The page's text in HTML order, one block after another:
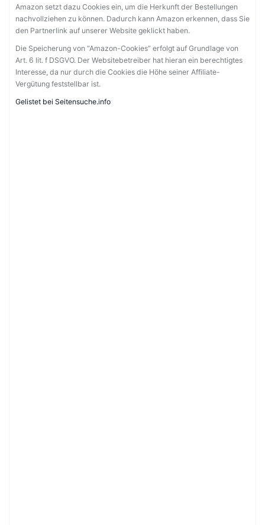
Amazon setzt dazu Cookies ein, um die Herkunft der Bestellungen
nachvollziehen zu können. Dadurch kann Amazon erkennen, dass Sie
den Partnerlink auf unserer Website geklickt haben.
Die Speicherung von “Amazon-Cookies” erfolgt auf Grundlage von
Art. 6 lit. f DSGVO. Der Websitebetreiber hat hieran ein berechtigtes
Interesse, da nur durch die Cookies die Höhe seiner Affiliate-
Vergütung feststellbar ist.
Gelistet bei Seitensuche.info